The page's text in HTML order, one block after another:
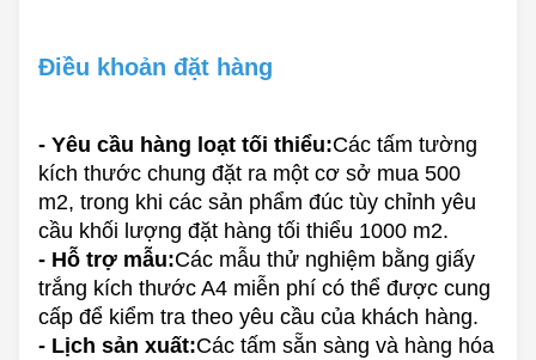
Điều khoản đặt hàng
- Yêu cầu hàng loạt tối thiểu:Các tấm tường
kích thước chung đặt ra một cơ sở mua 500
m2, trong khi các sản phẩm đúc tùy chỉnh yêu
cầu khối lượng đặt hàng tối thiểu 1000 m2.
- Hỗ trợ mẫu:Các mẫu thử nghiệm bằng giấy
trắng kích thước A4 miễn phí có thể được cung
cấp để kiểm tra theo yêu cầu của khách hàng.
- Lịch sản xuất:Các tấm sẵn sàng và hàng hóa